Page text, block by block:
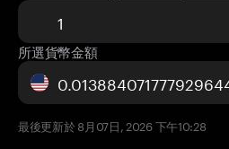
所選貨幣金額
最後更新於 8月07日, 2026 下午10:28